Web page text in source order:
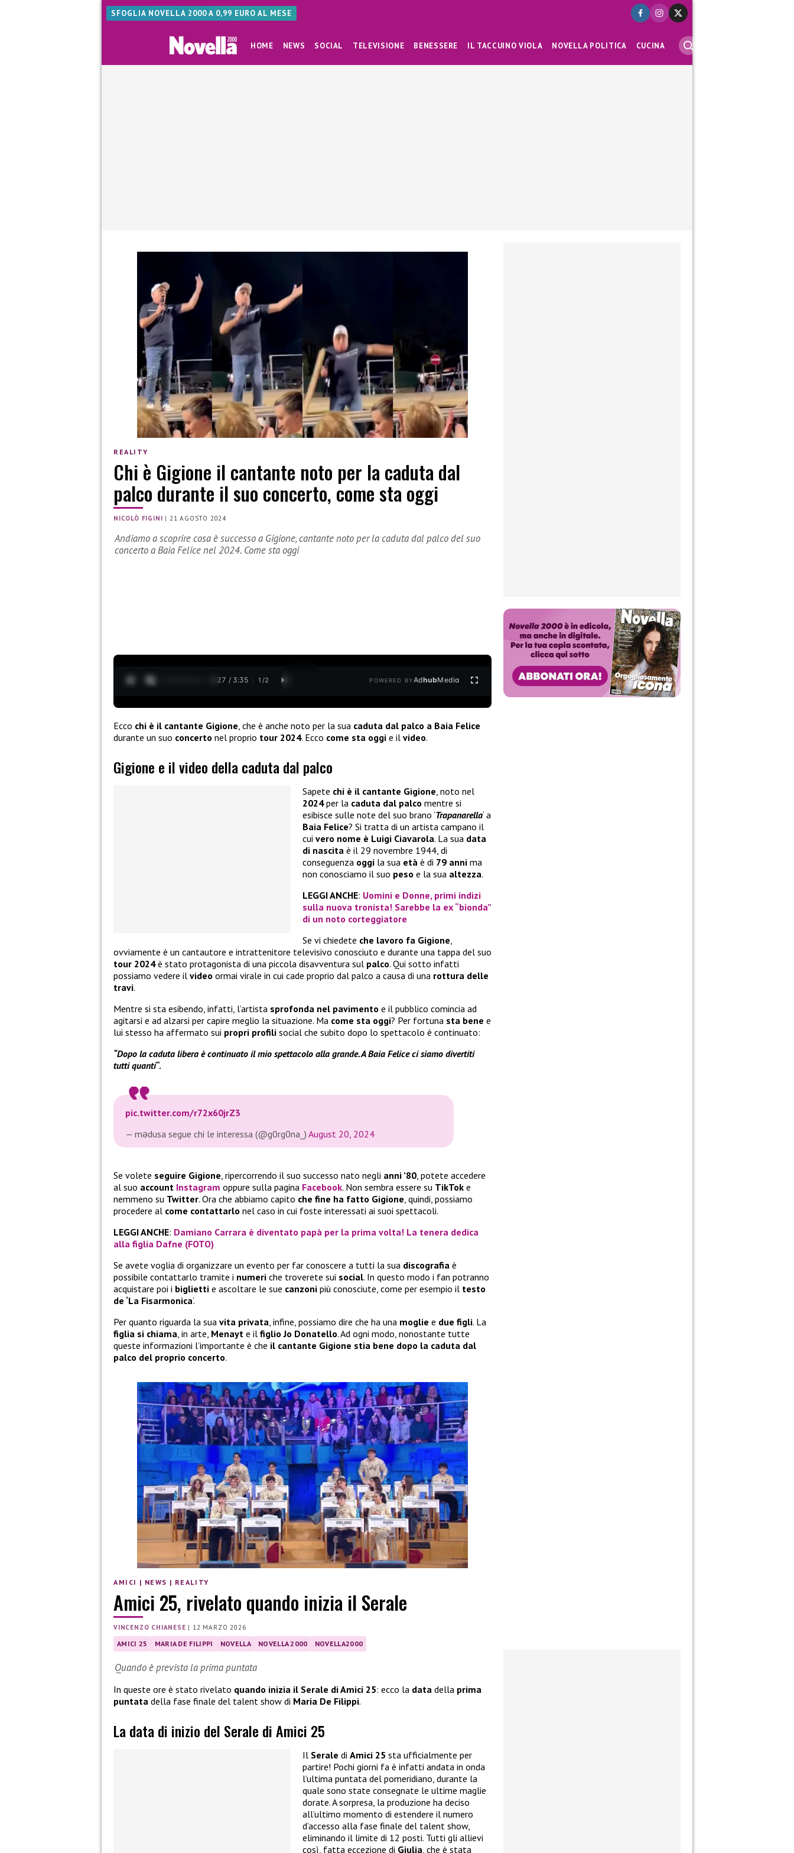
SFOGLIA NOVELLA 2000 A 0,99 EURO AL MESE
HOME NEWS SOCIAL TELEVISIONE BENESSERE IL TACCUINO VIOLA NOVELLA POLITICA CUCINA
REALITY
Chi è Gigione il cantante noto per la caduta dal
palco durante il suo concerto, come sta oggi
NICOLÒ FIGINI | 21 AGOSTO 2024
Andiamo a scoprire cosa è successo a Gigione, cantante noto per la caduta dal palco del suo
concerto a Baia Felice nel 2024. Come sta oggi
0:28 / 3:35 1 /2 POWERED BYAdhubMedia
Ecco chi è il cantante Gigione , che è anche noto per la sua caduta dal palco a Baia Felice
durante un suo concerto nel proprio tour 2024. Ecco come sta oggi e il video.
Gigione e il video della caduta dal palco
Sapete chi è il cantante Gigione, noto nel
2024per la caduta dal palco mentre si
esibisce sulle note del suo brano ‘Trapanarella‘ a
Baia Felice? Si tratta di un artista campano il
cui vero nome è Luigi Ciavarola. La sua data
di nascita è il 29 novembre 1944, di
conseguenza oggi la sua età è di 79 anni ma
non conosciamo il suo peso e la sua altezza.
LEGGI ANCHE: Uomini e Donne, primi indizi
sulla nuova tronista! Sarebbe la ex “bionda”
di un noto corteggiatore
Se vi chiedete che lavoro fa Gigione,
ovviamente è un cantautore e intrattenitore televisivo conosciuto e durante una tappa del suo
tour 2024è stato protagonista di una piccola disavventura sul palco. Qui sotto infatti
possiamo vedere il video ormai virale in cui cade proprio dal palco a causa di una rottura delle
travi.
Mentre si sta esibendo, infatti, l’artista sprofonda nel pavimento e il pubblico comincia ad
agitarsi e ad alzarsi per capire meglio la situazione. Ma come sta oggi? Per fortuna sta bene e
lui stesso ha affermato sui propri profili social che subito dopo lo spettacolo è continuato:
“Dopo la caduta libera è continuato il mio spettacolo alla grande. A Baia Felice ci siamo divertiti
tutti quanti“.
pic.twitter.com/r72x60jrZ3
— mədusa segue chi le interessa (@g0rg0na_) August 20, 2024
Se volete seguire Gigione , ripercorrendo il suo successo nato negli anni ’80 , potete accedere
al suo account Instagram oppure sulla pagina Facebook. Non sembra essere su TikTok e
nemmeno su Twitter. Ora che abbiamo capito che fine ha fatto Gigione , quindi, possiamo
procedere al come contattarlo nel caso in cui foste interessati ai suoi spettacoli.
LEGGI ANCHE: Damiano Carrara è diventato papà per la prima volta! La tenera dedica
alla figlia Dafne (FOTO)
Se avete voglia di organizzare un evento per far conoscere a tutti la sua discografia è
possibile contattarlo tramite i numeri che troverete sui social. In questo modo i fan potranno
acquistare poi i biglietti e ascoltare le sue canzoni più conosciute, come per esempio il testo
de ‘La Fisarmonica‘.
Per quanto riguarda la sua vita privata , infine, possiamo dire che ha una moglie e due figli. La
figlia si chiama , in arte, Menayt e il figlio Jo Donatello. Ad ogni modo, nonostante tutte
queste informazioni l’importante è che il cantante Gigione stia bene dopo la caduta dal
palco del proprio concerto.
AMICI | NEWS | REALITY
Amici 25, rivelato quando inizia il Serale
VINCENZO CHIANESE | 12 MARZO 2026
AMICI 25 MARIA DE FILIPPI NOVELLA NOVELLA 2000 NOVELLA2000
Quando è prevista la prima puntata
In queste ore è stato rivelato quando inizia il Serale di Amici 25: ecco la data della prima
puntata della fase finale del talent show di Maria De Filippi.
La data di inizio del Serale di Amici 25
Il Serale di Amici 25 sta ufficialmente per
partire! Pochi giorni fa è infatti andata in onda
l’ultima puntata del pomeridiano, durante la
quale sono state consegnate le ultime maglie
dorate. A sorpresa, la produzione ha deciso
all’ultimo momento di estendere il numero
d’accesso alla fase finale del talent show,
eliminando il limite di 12 posti. Tutti gli allievi
così, fatta eccezione di Giulia, che è stata